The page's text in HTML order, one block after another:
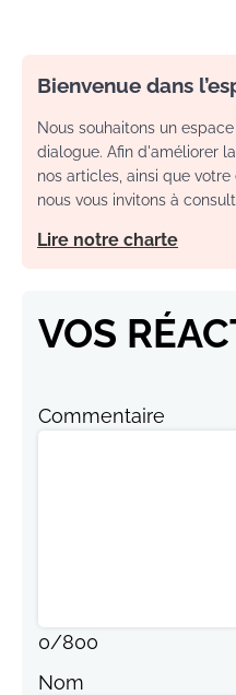
Bienvenue dans
Nous souhaitons un
dialogue. Afin d'améliorer
nos articles, ainsi que
nous vous invitons à
Lire notre charte
VOS
Commentaire
0/800
Nom